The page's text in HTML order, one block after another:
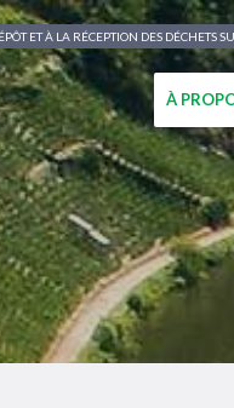
ET À LA RÉCEPTION DES
À